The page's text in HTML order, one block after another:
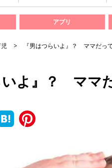
アプリ
『男はつらいよ』？ ママだっ
いよ』？ ママ